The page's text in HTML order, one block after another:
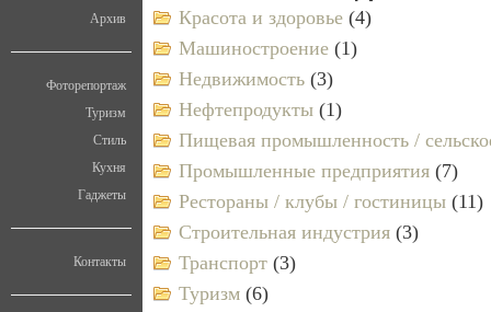
Архив
Фоторепортаж
Туризм
Стиль
Кухня
Гаджеты
Контакты
Красота и здоровье (4)
Машиностроение (1)
Недвижимость (3)
Нефтепродукты (1)
Пищевая промышленность /
Промышленные предприятия (7)
Рестораны / клубы / гостиницы (11)
Строительная индустрия (3)
Транспорт (3)
Туризм (6)